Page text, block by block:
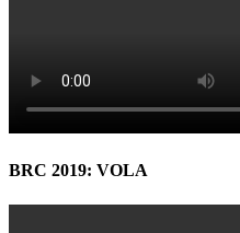
BRC 2019: VOLA